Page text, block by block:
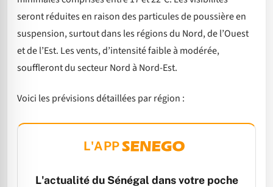
seront réduites en raison des particules de poussière en
suspension, surtout dans les régions du Nord, de l’Ouest
et de l’Est. Les vents, d’intensité faible à modérée,
souffleront du secteur Nord à Nord-Est.
Voici les prévisions détaillées par région :
L'APP
L'actualité du Sénégal dans votre poche